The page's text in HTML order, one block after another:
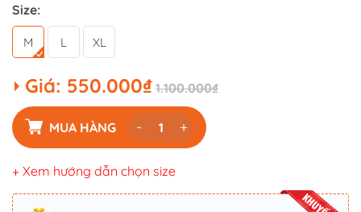
Size:
M L XL
Giá: 550.000₫ 1.100.000₫
MUA HÀNG - +
+ Xem hướng dẫn chọn size